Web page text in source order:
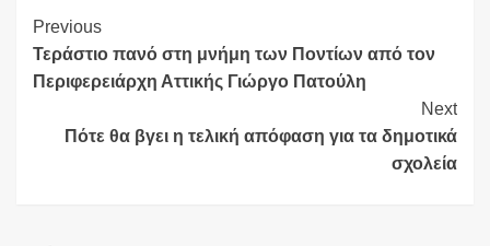
Continue
Reading
Previous
Τεράστιο πανό στη μνήμη των Ποντίων από τον
Περιφερειάρχη Αττικής Γιώργο Πατούλη
Next
Πότε θα βγει η τελική απόφαση για τα δημοτικά
σχολεία